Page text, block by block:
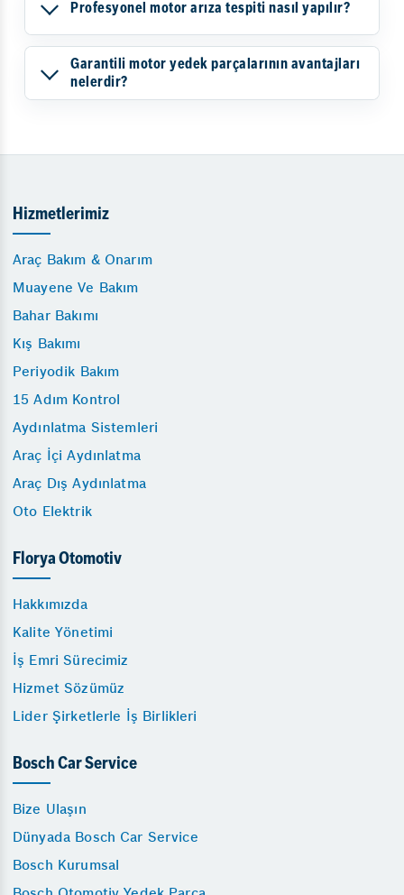
Profesyonel motor arıza tespiti nasıl yapılır?
Garantili motor yedek parçalarının avantajları
nelerdir?
Hizmetlerimiz
Araç Bakım & Onarım
Muayene Ve Bakım
Bahar Bakımı
Kış Bakımı
Periyodik Bakım
15 Adım Kontrol
Aydınlatma Sistemleri
Araç İçi Aydınlatma
Araç Dış Aydınlatma
Oto Elektrik
Florya Otomotiv
Hakkımızda
Kalite Yönetimi
İş Emri Sürecimiz
Hizmet Sözümüz
Lider Şirketlerle İş Birlikleri
Bosch Car Service
Bize Ulaşın
Dünyada Bosch Car Service
Bosch Kurumsal